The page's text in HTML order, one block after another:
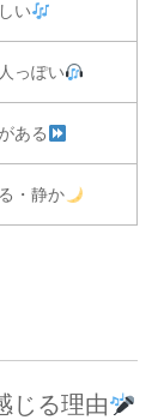
い
っぽい
ある
・静か
じる理由